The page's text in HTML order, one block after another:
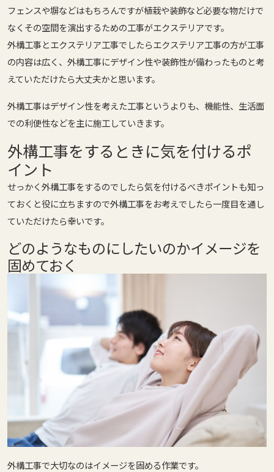
フェンスや塀などはもちろんですが植栽や装飾など必要な物だけで
なくその空間を演出するための工事がエクステリアです。
外構工事とエクステリア工事でしたらエクステリア工事の方が工事
の内容は広く、外構工事にデザイン性や装飾性が備わったものと考
えていただけたら大丈夫かと思います。
外構工事はデザイン性を考えた工事というよりも、 機能性、生活面
での利便性などを主に施工していきます。
外構工事をするときに気を付けるポ
イント
せっかく外構工事をするのでしたら気を付けるべきポイントも知っ
ておくと役に立ちますので外構工事をお考えでしたら一度目を通し
ていただけたら幸いです。
どのようなものにしたいのかイメージを
固めておく
外構工事で大切なのはイメージを固める作業です。